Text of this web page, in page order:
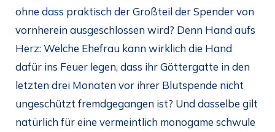
ohne dass praktisch der Großteil der Spender von
vornherein ausgeschlossen wird? Denn Hand aufs
Herz: Welche Ehefrau kann wirklich die Hand
dafür ins Feuer legen, dass ihr Göttergatte in den
letzten drei Monaten vor ihrer Blutspende nicht
ungeschützt fremdgegangen ist? Und dasselbe gilt
natürlich für eine vermeintlich monogame schwule